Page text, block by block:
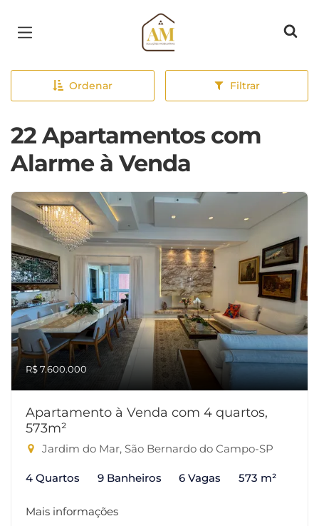
Página inicial
Ordenar Filtrar
22 Apartamentos com
Alarme à Venda
R$ 7.600.000
Apartamento à Venda com 4 quartos,
573m²
Jardim do Mar, São Bernardo do Campo-SP
4 Quartos 9 Banheiros 6 Vagas 573 m²
Mais informações